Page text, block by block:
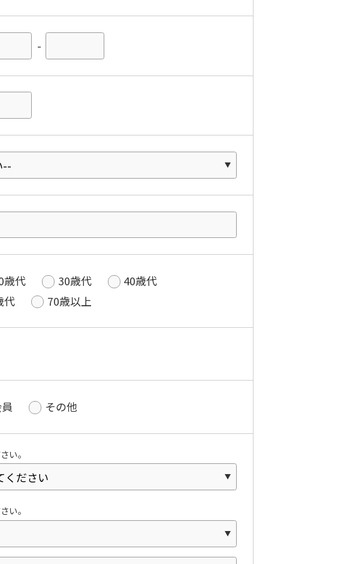
-
歳代 30歳代
40歳代
代 70歳以上
その他
い。
い。